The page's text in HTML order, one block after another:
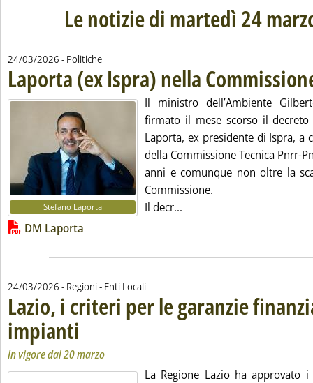
Le notizie di martedì 24
24/03/2026 - Politiche
Laporta (ex Ispra) nella
Stefano Laporta
Il ministro dell’Ambiente
firmato il mese scorso il
Laporta, ex presidente di Ispra, a
della Commissione Tecnica Pnrr-
anni e comunque non oltre la
Commissione.
Il decr...
Lista allegati PDF alla notizia
DM Laporta
24/03/2026 - Regioni - Enti Locali
Lazio, i criteri per le garanzie
impianti . Sottotitolo: In vigore dal 20 marzo
. Pubblicata martedì 24 marzo 2026 alle 13.25.
In vigore dal 20 marzo
La Regione Lazio ha approvato